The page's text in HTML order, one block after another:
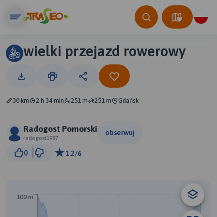
wielki przejazd rowerowy
30 km 2 h 34 min 251 m 251 m Gdańsk
Radogost Pomorski
radogost1987
obserwuj
0 1.2/6
100 m